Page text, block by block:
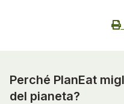
Perché PlanEat
del pianeta?